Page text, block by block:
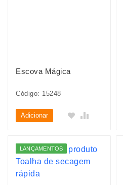
Escova Mágica
Código: 15248
Adicionar
LANÇAMENTOS